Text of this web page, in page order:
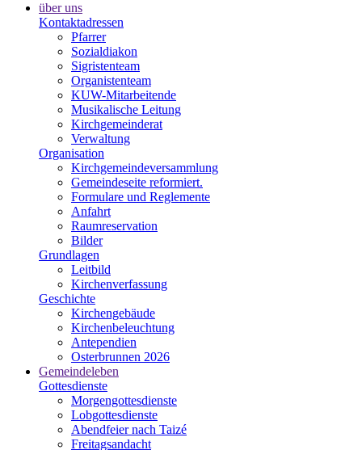
über uns
Kontaktadressen
Pfarrer
Sozialdiakon
Sigristenteam
Organistenteam
KUW-Mitarbeitende
Musikalische Leitung
Kirchgemeinderat
Verwaltung
Organisation
Kirchgemeindeversammlung
Gemeindeseite reformiert.
Formulare und Reglemente
Anfahrt
Raumreservation
Bilder
Grundlagen
Leitbild
Kirchenverfassung
Geschichte
Kirchengebäude
Kirchenbeleuchtung
Antependien
Osterbrunnen 2026
Gemeindeleben
Gottesdienste
Morgengottesdienste
Lobgottesdienste
Abendfeier nach Taizé
Freitagsandacht